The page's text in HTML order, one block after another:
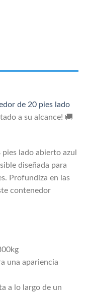
de 20 pies lado
a su alcance! 🚚
lado abierto azul
diseñada para
Profundiza en las
contenedor
una apariencia
a lo largo de un